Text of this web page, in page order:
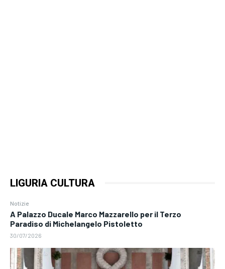
LIGURIA CULTURA
Notizie
A Palazzo Ducale Marco Mazzarello per il Terzo
Paradiso di Michelangelo Pistoletto
30/07/2026